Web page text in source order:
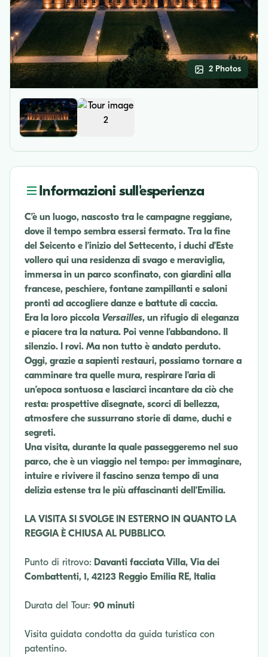
2 Photos
Informazioni sull'esperienza
C’è un luogo, nascosto tra le campagne reggiane,
dove il tempo sembra essersi fermato. Tra la fine
del Seicento e l’inizio del Settecento, i duchi d’Este
vollero qui una residenza di svago e meraviglia,
immersa in un parco sconfinato, con giardini alla
francese, peschiere, fontane zampillanti e saloni
pronti ad accogliere danze e battute di caccia.
Era la loro piccola Versailles, un rifugio di eleganza
e piacere tra la natura. Poi venne l’abbandono. Il
silenzio. I rovi. Ma non tutto è andato perduto.
Oggi, grazie a sapienti restauri, possiamo tornare a
camminare tra quelle mura, respirare l’aria di
un’epoca sontuosa e lasciarci incantare da ciò che
resta: prospettive disegnate, scorci di bellezza,
atmosfere che sussurrano storie di dame, duchi e
segreti.
Una visita, durante la quale passeggeremo nel suo
parco, che è un viaggio nel tempo: per immaginare,
intuire e rivivere il fascino senza tempo di una
delizia estense tra le più affascinanti dell’Emilia.
LA VISITA SI SVOLGE IN ESTERNO IN QUANTO LA
REGGIA È CHIUSA AL PUBBLICO.
Punto di ritrovo: Davanti facciata Villa, Via dei
Combattenti, 1, 42123 Reggio Emilia RE, Italia
Durata del Tour: 90 minuti
Visita guidata condotta da guida turistica con
patentino.